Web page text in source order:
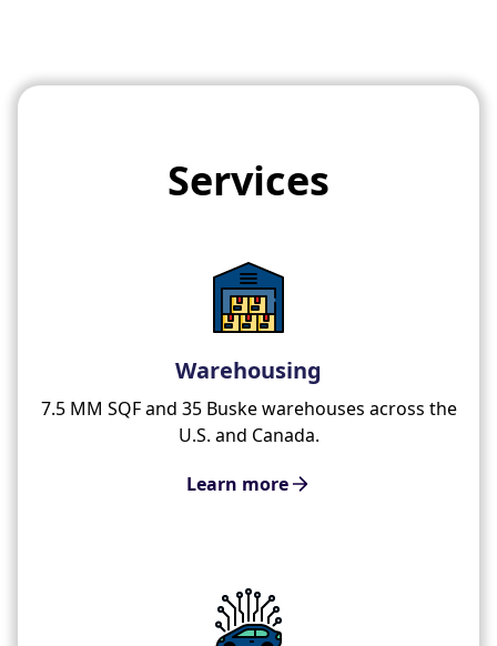
Services
Warehousing
7.5 MM SQF and 35 Buske warehouses across the
U.S. and Canada.
Learn more